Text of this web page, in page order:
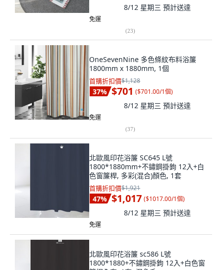
8/12 星期三 預計送達
免運
(23)
OneSevenNine 多色條紋布料浴簾
1800mm x 1880mm, 1個
首購折扣價$1,128
37% $701 ($701.00/1個)
8/12 星期三 預計送達
免運
(37)
北歐風印花浴簾 SC645 L號
1800*1880mm+不鏽鋼掛鉤 12入+白
色窗簾桿, 多彩(混合)顏色, 1套
首購折扣價$1,921
47% $1,017 ($1017.00/1個)
8/12 星期三 預計送達
免運
北歐風印花浴簾 sc586 L號
1800*1880+不鏽鋼掛鉤 12入+白色窗